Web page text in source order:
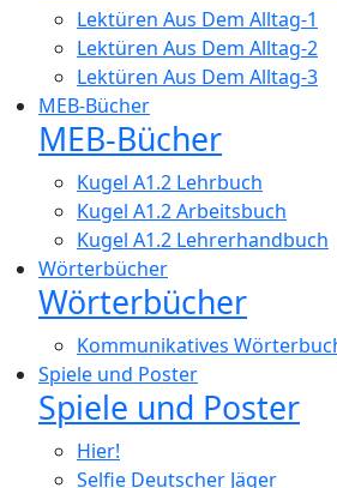
Lektüren Aus Dem Alltag-1
Lektüren Aus Dem Alltag-2
Lektüren Aus Dem Alltag-3
MEB-Bücher
MEB-Bücher
Kugel A1.2 Lehrbuch
Kugel A1.2 Arbeitsbuch
Kugel A1.2 Lehrerhandbuch
Wörterbücher
Wörterbücher
Kommunikatives
Spiele und Poster
Spiele und Poster
Hier!
Selfie Deutscher Jäger